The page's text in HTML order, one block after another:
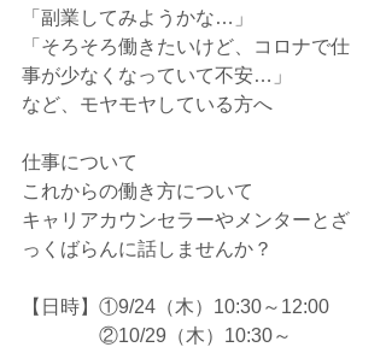
「副業してみようかな…」
「そろそろ働きたいけど、コロナで仕
事が少なくなっていて不安…」
など、モヤモヤしている方へ
仕事について
これからの働き方について
キャリアカウンセラーやメンターとざ
っくばらんに話しませんか？
【日時】①9/24（木）10:30～12:00
②10/29（木）10:30～